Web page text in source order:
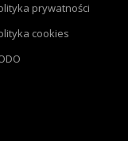
prywatności
cookies